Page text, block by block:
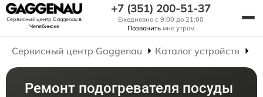
Сервисный центр Gaggenauв
Челябинске
+7 (351) 200-51-37
Ежедневно с 9:00 до 21:00
Позвонить мне утром
Сервисный центр Gaggenau Каталог устройств
Ремонт подогревателя посуды